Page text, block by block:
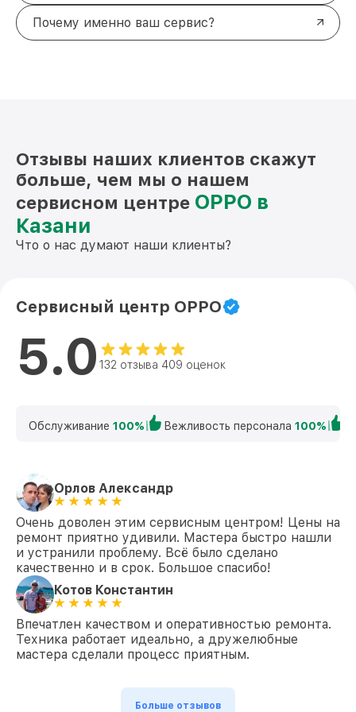
Почему именно ваш сервис?
Отзывы наших клиентов скажут
больше, чем мы о нашем
сервисном центре OPPO в
Казани
Что о нас думают наши клиенты?
Сервисный центр OPPO
5.0 132 отзыва 409 оценок
Обслуживание 100% Вежливость персонала 100%
Орлов Александр
Очень доволен этим сервисным центром! Цены на
ремонт приятно удивили. Мастера быстро нашли
и устранили проблему. Всё было сделано
качественно и в срок. Большое спасибо!
Котов Константин
Впечатлен качеством и оперативностью ремонта.
Техника работает идеально, а дружелюбные
мастера сделали процесс приятным.
Больше отзывов